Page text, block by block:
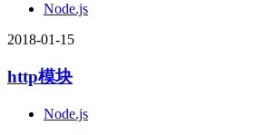
Node.js
2018-01-15
http模块
Node.js